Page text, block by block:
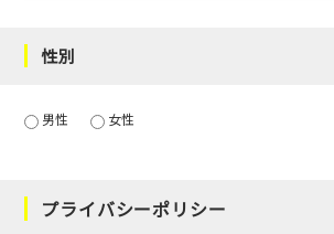
性別
男性 女性
プライバシーポリシー